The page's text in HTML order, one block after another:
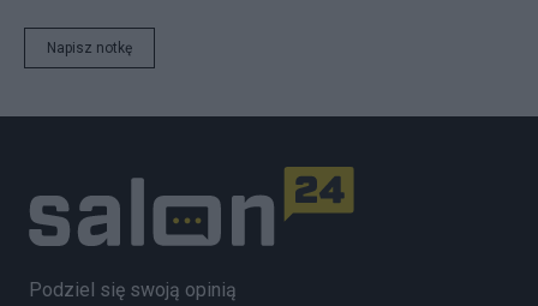
Napisz notkę
Podziel się swoją opinią